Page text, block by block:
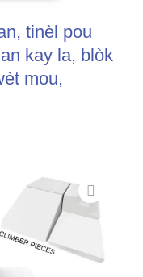
tinèl pou
kay la, blòk
mou,